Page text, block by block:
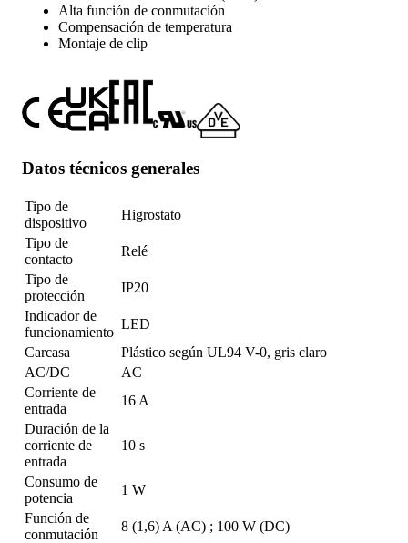
Alta función de conmutación
Compensación de temperatura
Montaje de clip
Datos técnicos generales
Tipo de
dispositivo
Higrostato
Tipo de
contacto
Relé
Tipo de
protección
IP20
Indicador de
funcionamiento
LED
Carcasa
Plástico según UL94 V-0, gris claro
AC/DC
AC
Corriente de
entrada
16 A
Duración de la
corriente de
entrada
10 s
Consumo de
potencia
1 W
Función de
conmutación
8 (1,6) A (AC) ; 100 W (DC)